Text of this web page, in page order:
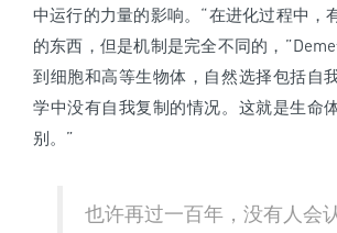
中运行的力量的影响。“在进化过程中，
的东西，但是机制是完全不同的，
到细胞和高等生物体，自然选择包括自
学中没有自我复制的情况。这就是生命
别。”
也许再过一百年，没有人会